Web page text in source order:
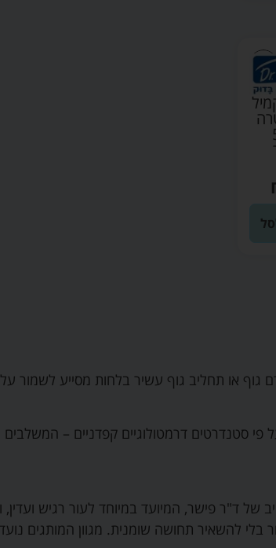
גוף או תחליב גוף עשיר בלחות מסייע לשמור
פי סטנדרטים דרמטולוגיים קפדניים – המשלבים
של ד"ר פישר, המיועד במיוחד לעור רגיש ועדין,
בלי להשאיר תחושה שומנית. מגוון המותגים